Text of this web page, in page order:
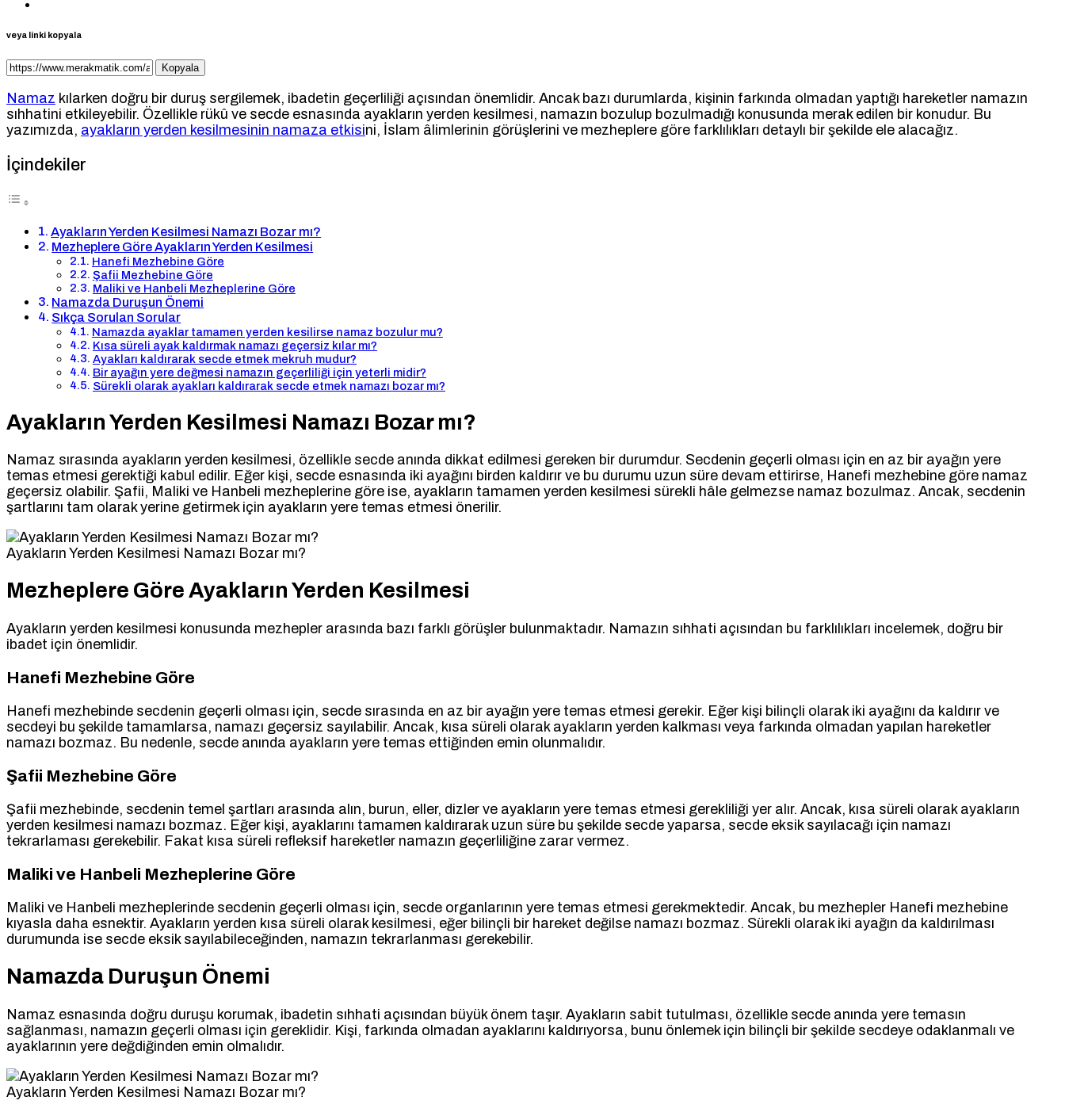
veya linki kopyala
Kopyala
Namaz kılarken doğru bir duruş sergilemek, ibadetin geçerliliği açısından önemlidir. Ancak bazı durumlarda, kişinin farkında olmadan yaptığı hareketler namazın
sıhhatini etkileyebilir. Özellikle rükû ve secde esnasında ayakların yerden kesilmesi, namazın bozulup bozulmadığı konusunda merak edilen bir konudur. Bu
yazımızda, ayakların yerden kesilmesinin namaza etkisini, İslam âlimlerinin görüşlerini ve mezheplere göre farklılıkları detaylı bir şekilde ele alacağız.
İçindekiler
Ayakların Yerden Kesilmesi Namazı Bozar mı?
Mezheplere Göre Ayakların Yerden Kesilmesi
Hanefi Mezhebine Göre
Şafii Mezhebine Göre
Maliki ve Hanbeli Mezheplerine Göre
Namazda Duruşun Önemi
Sıkça Sorulan Sorular
Namazda ayaklar tamamen yerden kesilirse namaz bozulur mu?
Kısa süreli ayak kaldırmak namazı geçersiz kılar mı?
Ayakları kaldırarak secde etmek mekruh mudur?
Bir ayağın yere değmesi namazın geçerliliği için yeterli midir?
Sürekli olarak ayakları kaldırarak secde etmek namazı bozar mı?
Ayakların Yerden Kesilmesi Namazı Bozar mı?
Namaz sırasında ayakların yerden kesilmesi, özellikle secde anında dikkat edilmesi gereken bir durumdur. Secdenin geçerli olması için en az bir ayağın yere
temas etmesi gerektiği kabul edilir. Eğer kişi, secde esnasında iki ayağını birden kaldırır ve bu durumu uzun süre devam ettirirse, Hanefi mezhebine göre namaz
geçersiz olabilir. Şafii, Maliki ve Hanbeli mezheplerine göre ise, ayakların tamamen yerden kesilmesi sürekli hâle gelmezse namaz bozulmaz. Ancak, secdenin
şartlarını tam olarak yerine getirmek için ayakların yere temas etmesi önerilir.
Ayakların Yerden Kesilmesi Namazı Bozar mı?
Mezheplere Göre Ayakların Yerden Kesilmesi
Ayakların yerden kesilmesi konusunda mezhepler arasında bazı farklı görüşler bulunmaktadır. Namazın sıhhati açısından bu farklılıkları incelemek, doğru bir
ibadet için önemlidir.
Hanefi Mezhebine Göre
Hanefi mezhebinde secdenin geçerli olması için, secde sırasında en az bir ayağın yere temas etmesi gerekir. Eğer kişi bilinçli olarak iki ayağını da kaldırır ve
secdeyi bu şekilde tamamlarsa, namazı geçersiz sayılabilir. Ancak, kısa süreli olarak ayakların yerden kalkması veya farkında olmadan yapılan hareketler
namazı bozmaz. Bu nedenle, secde anında ayakların yere temas ettiğinden emin olunmalıdır.
Şafii Mezhebine Göre
Şafii mezhebinde, secdenin temel şartları arasında alın, burun, eller, dizler ve ayakların yere temas etmesi gerekliliği yer alır. Ancak, kısa süreli olarak ayakların
yerden kesilmesi namazı bozmaz. Eğer kişi, ayaklarını tamamen kaldırarak uzun süre bu şekilde secde yaparsa, secde eksik sayılacağı için namazı
tekrarlaması gerekebilir. Fakat kısa süreli refleksif hareketler namazın geçerliliğine zarar vermez.
Maliki ve Hanbeli Mezheplerine Göre
Maliki ve Hanbeli mezheplerinde secdenin geçerli olması için, secde organlarının yere temas etmesi gerekmektedir. Ancak, bu mezhepler Hanefi mezhebine
kıyasla daha esnektir. Ayakların yerden kısa süreli olarak kesilmesi, eğer bilinçli bir hareket değilse namazı bozmaz. Sürekli olarak iki ayağın da kaldırılması
durumunda ise secde eksik sayılabileceğinden, namazın tekrarlanması gerekebilir.
Namazda Duruşun Önemi
Namaz esnasında doğru duruşu korumak, ibadetin sıhhati açısından büyük önem taşır. Ayakların sabit tutulması, özellikle secde anında yere temasın
sağlanması, namazın geçerli olması için gereklidir. Kişi, farkında olmadan ayaklarını kaldırıyorsa, bunu önlemek için bilinçli bir şekilde secdeye odaklanmalı ve
ayaklarının yere değdiğinden emin olmalıdır.
Ayakların Yerden Kesilmesi Namazı Bozar mı?